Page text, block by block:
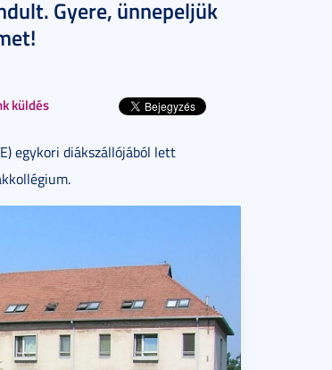
Gyere, ünnepeljük
küldés
egykori diákszállójából lett